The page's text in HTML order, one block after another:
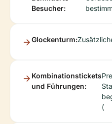
Besucher:
Glockenturm:
Kombinationstickets
und Führungen:
(